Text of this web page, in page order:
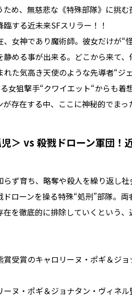
め、無慈悲な《特殊部隊》に挑む
する近未来SFスリラー！！
女神であり魔術師。彼女だけが“
める事が出来る。どこから来て
た気高き天使のような先導者“ジ
女狙撃手“クワイエット“からも着
存在する中、ここに神秘的でま
＞ vs 殺戮ドローン軍団！
ず育ち、略奪や殺人を繰り返し
ローンを操る特殊“処刑”部隊。
を徹底的に排除していくという
受賞のキャロリーヌ・ポギ＆ジ
ヌ・ポギ＆ジョナタン・ヴィネ